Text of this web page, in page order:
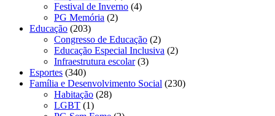
Festival de Inverno (4)
PG Memória (2)
Educação (203)
Congresso de Educação (2)
Educação Especial Inclusiva (2)
Infraestrutura escolar(3)
Esportes (340)
Família e Desenvolvimento Social (230)
Habitação (28)
LGBT (1)